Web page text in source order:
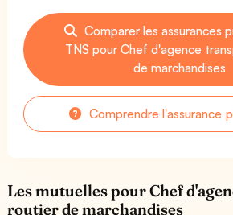
Comparer les assurances
TNS pour Chef d'agence
de marchandises
Comprendre l'assurance
Les mutuelles pour Chef
routier de marchandises